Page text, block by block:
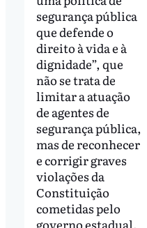
segurança pública
que defende o
direito à vida e à
dignidade”, que
não se trata de
limitar a atuação
de agentes de
segurança pública,
mas de reconhecer
e corrigir graves
violações da
Constituição
cometidas pelo
governo estadual.